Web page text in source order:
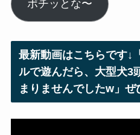
ア
ス
ポチッとな〜
最新動画はこちらです↓
ルで遊んだら、大型犬3
まりませんでしたw」ぜ